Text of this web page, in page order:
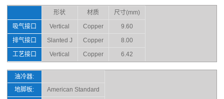
形状 材质
尺寸(mm)
吸气接口
Vertical Copper
9.60
排气接口
Slanted J Copper
8.00
工艺接口
Vertical Copper 6.42
油冷器:
地脚板:
American Standard